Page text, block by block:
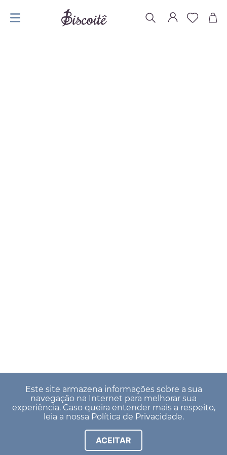
Este site armazena informações sobre a sua
navegação na Internet para melhorar sua
experiência. Caso queira entender mais a respeito,
leia a nossa Política de Privacidade.
ACEITAR